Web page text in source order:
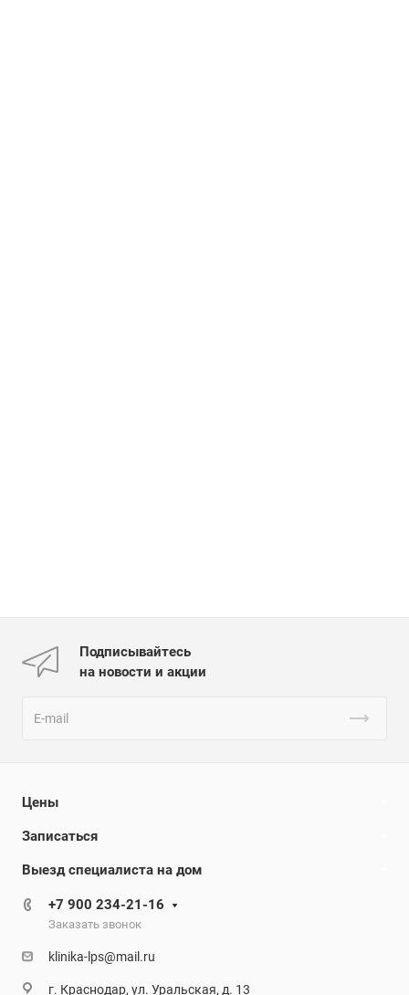
Подписывайтесь
на новости и акции
Цены
Записаться
Выезд специалиста на дом
+7 900 234-21-16
Заказать звонок
klinika-lps@mail.ru
г. Краснодар, ул. Уральская, д. 13